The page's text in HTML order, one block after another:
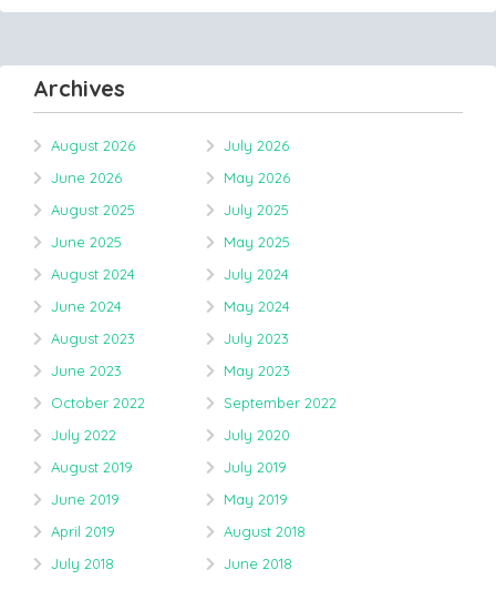
Archives
August 2026
July 2026
June 2026
May 2026
August 2025
July 2025
June 2025
May 2025
August 2024
July 2024
June 2024
May 2024
August 2023
July 2023
June 2023
May 2023
October 2022
September 2022
July 2022
July 2020
August 2019
July 2019
June 2019
May 2019
April 2019
August 2018
July 2018
June 2018